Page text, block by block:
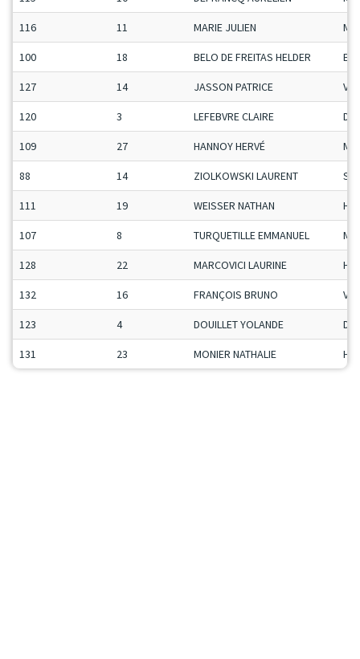
116 11 MARIE JULIEN
100 18 BELO DE FREITAS HELDER ET
127 14 JASSON PATRICE Vet
120 3 LEFEBVRE CLAIRE
109 27 HANNOY HERVÉ
88 14 ZIOLKOWSKI LAURENT
111 19 WEISSER NATHAN H-C
107 8 TURQUETILLE EMMANUEL
128 22 MARCOVICI LAURINE H-C
132 16 FRANÇOIS BRUNO Vet
123 4 DOUILLET YOLANDE
131 23 MONIER NATHALIE H-C